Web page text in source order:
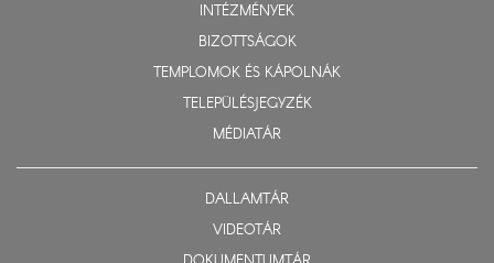
INTÉZMÉNYEK
BIZOTTSÁGOK
TEMPLOMOK ÉS KÁPOLNÁK
TELEPÜLÉSJEGYZÉK
MÉDIATÁR
DALLAMTÁR
VIDEOTÁR